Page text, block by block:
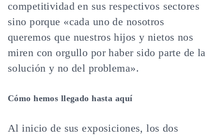
competitividad en sus respectivos sectores
sino porque «cada uno de nosotros
queremos que nuestros hijos y nietos nos
miren con orgullo por haber sido parte de la
solución y no del problema».
Cómo hemos llegado hasta aquí
Al inicio de sus exposiciones, los dos